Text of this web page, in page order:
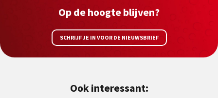
Op de hoogte blijven?
SCHRIJF JE IN VOOR DE NIEUWSBRIEF
Ook interessant: